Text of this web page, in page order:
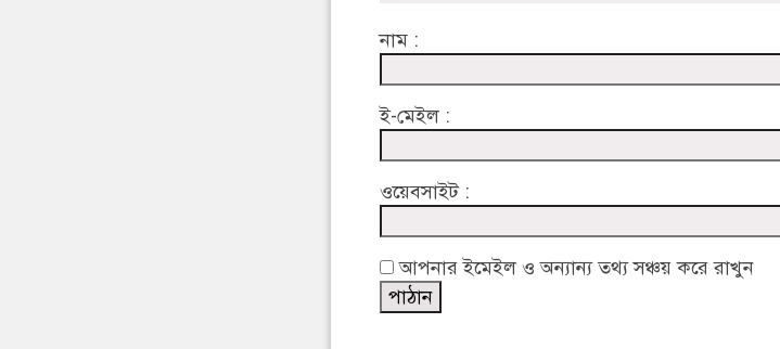
নাম :
ই-মেইল :
ওয়েবসাইট :
আপনার ইমেইল ও অন্যান্য তথ্য সঞ্চয় করে রাখুন